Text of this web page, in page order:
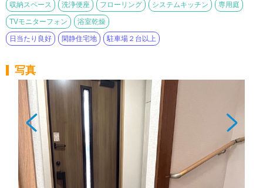
収納スペース 洗浄便座 フローリング システムキッチン 専用庭
TVモニターフォン 浴室乾燥
日当たり良好 閑静住宅地 駐車場２台以上
写真